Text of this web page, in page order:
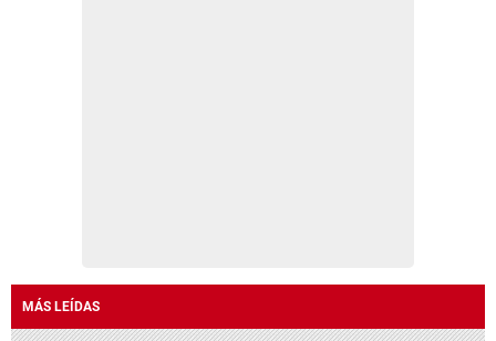
MÁS LEÍDAS